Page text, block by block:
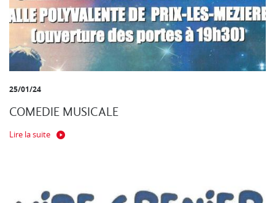
25/01/24
COMEDIE MUSICALE
Lire la suite